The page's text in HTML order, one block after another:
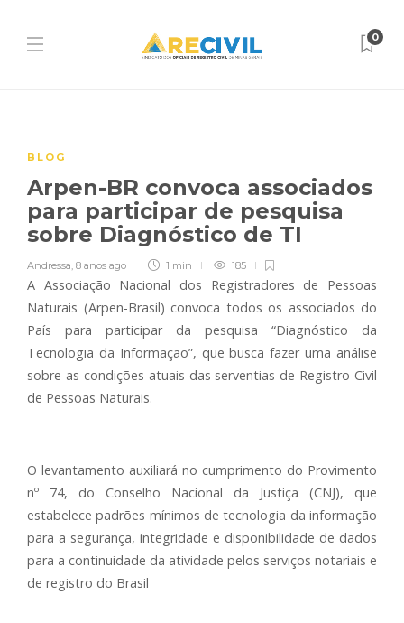
0
BLOG
Arpen-BR convoca associados
para participar de pesquisa
sobre Diagnóstico de TI
Andressa, 8 anos ago 1 min 185
A Associação Nacional dos Registradores de Pessoas
Naturais (Arpen-Brasil) convoca todos os associados do
País para participar da pesquisa “Diagnóstico da
Tecnologia da Informação”, que busca fazer uma análise
sobre as condições atuais das serventias de Registro Civil
de Pessoas Naturais.
O levantamento auxiliará no cumprimento do Provimento
nº 74, do Conselho Nacional da Justiça (CNJ), que
estabelece padrões mínimos de tecnologia da informação
para a segurança, integridade e disponibilidade de dados
para a continuidade da atividade pelos serviços notariais e
de registro do Brasil